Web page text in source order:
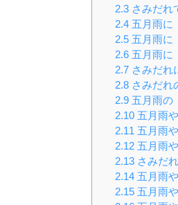
2.3さみだれ
2.4五月雨
2.5五月雨
2.6五月雨
2.7さみだれ
2.8さみだれ
2.9五月雨の
2.10五月雨
2.11 五月雨
2.12五月雨
2.13さみだ
2.14五月雨
2.15五月雨